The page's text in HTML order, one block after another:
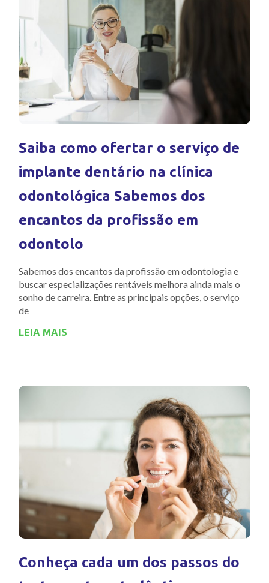
Saiba como ofertar o serviço de
implante dentário na clínica
odontológica Sabemos dos
encantos da profissão em
odontolo
Sabemos dos encantos da profissão em odontologia e
buscar especializações rentáveis melhora ainda mais o
sonho de carreira. Entre as principais opções, o serviço
de
LEIA MAIS
Conheça cada um dos passos do